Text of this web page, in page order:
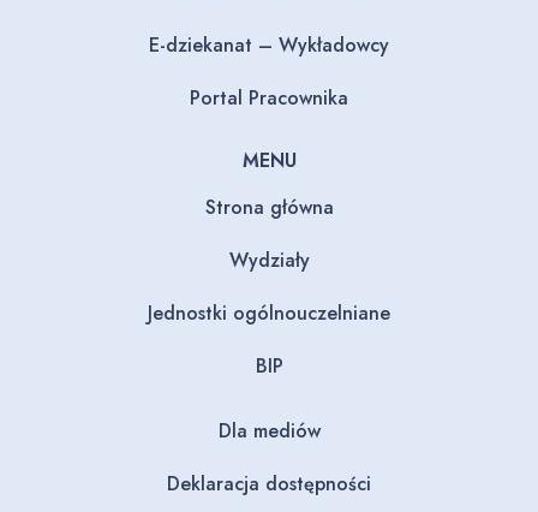
E-dziekanat – Wykładowcy
Portal Pracownika
MENU
Strona główna
Wydziały
Jednostki ogólnouczelniane
BIP
Dla mediów
Deklaracja dostępności